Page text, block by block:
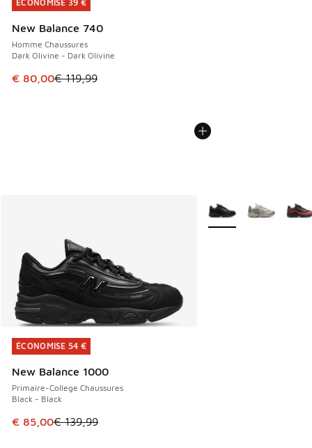
ÉCONOMISE 39 €
New Balance 740
Homme Chaussures
Dark Olivine - Dark Olivine
Cet article est en promotion. Prix en baisse de € 119,99 à
€ 80,00€ 119,99
ÉCONOMISE 39 €
ÉCONOMISE 54 €
New Balance 1000
Primaire-College Chaussures
Black - Black
Cet article est en promotion. Prix en baisse de € 139,99 à
€ 85,00€ 139,99
ÉCONOMISE 54 €
Plus de couleurs